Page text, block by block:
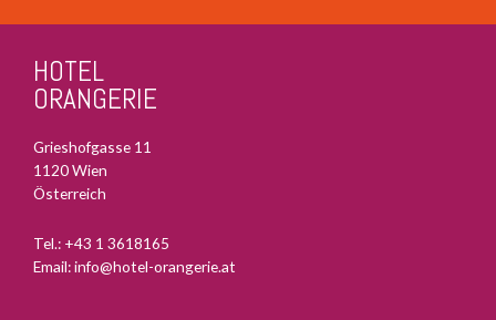
HOTEL
ORANGERIE
Grieshofgasse 11
1120 Wien
Österreich
Tel.: +43 1 3618165
Email:info@hotel-orangerie.at